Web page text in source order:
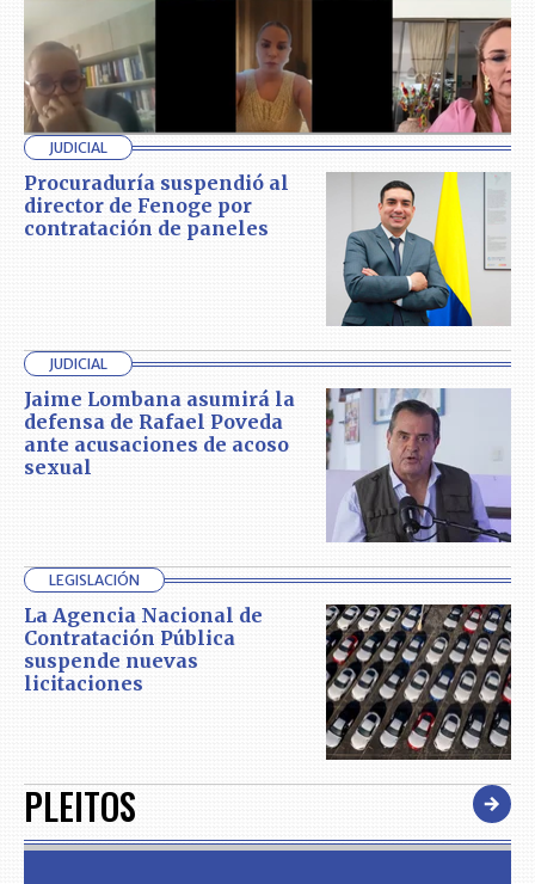
JUDICIAL
Procuraduría suspendió al
director de Fenoge por
contratación de paneles
JUDICIAL
Jaime Lombana asumirá la
defensa de Rafael Poveda
ante acusaciones de acoso
sexual
LEGISLACIÓN
La Agencia Nacional de
Contratación Pública
suspende nuevas
licitaciones
PLEITOS